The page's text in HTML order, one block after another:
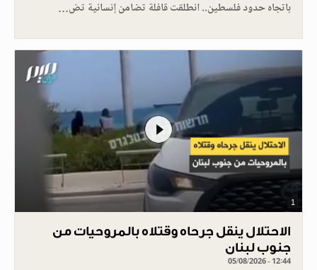
باتجاه حدود فلسطين.. انطلقت قافلة تضامن إنسانية تض…
1
الاحتلال ينقل جرحاه وقتلاه بالمروحيات من
جنوب لبنان
05/08/2026 - 12:44